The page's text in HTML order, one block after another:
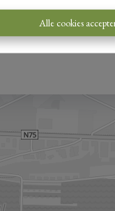
Alle cookies
Door dit formulier te